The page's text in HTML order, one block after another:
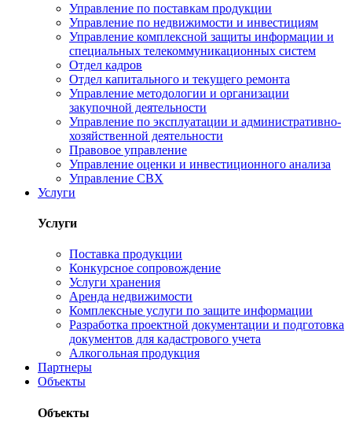
Управление по поставкам продукции
Управление по недвижимости и инвестициям
Управление комплексной защиты информации и
специальных телекоммуникационных систем
Отдел кадров
Отдел капитального и текущего ремонта
Управление методологии и организации
закупочной деятельности
Управление по эксплуатации и административно-
хозяйственной деятельности
Правовое управление
Управление оценки и инвестиционного анализа
Управление СВХ
Услуги
Услуги
Поставка продукции
Конкурсное сопровождение
Услуги хранения
Аренда недвижимости
Комплексные услуги по защите информации
Разработка проектной документации и подготовка
документов для кадастрового учета
Алкогольная продукция
Партнеры
Объекты
Объекты